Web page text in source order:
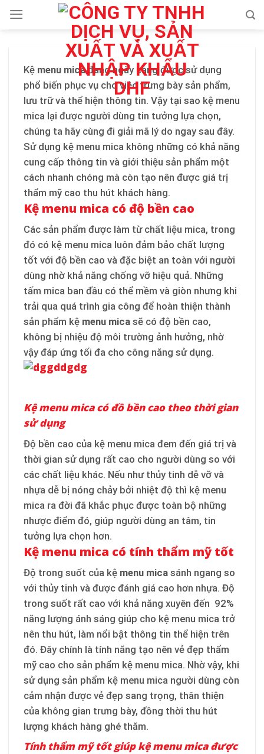
Skip
Kệ menu micađang ngày càng được sử dụng
phổ biến phục vụ cho việc trưng bày sản phẩm,
lưu trữ và thể hiện thông tin. Vậy tại sao kệ menu
mica lại được người dùng tin tưởng lựa chọn,
chúng ta hãy cùng đi giải mã lý do ngay sau đây.
Sử dụng kệ menu mica không những có khả năng
cung cấp thông tin và giới thiệu sản phẩm một
cách nhanh chóng mà còn tạo nên được giá trị
thẩm mỹ cao thu hút khách hàng.
Kệ menu mica có độ bền cao
Các sản phẩm được làm từ chất liệu mica, trong
đó có kệ menu mica luôn đảm bảo chất lượng
tốt với độ bền cao và đặc biệt an toàn với người
dùng nhờ khả năng chống vỡ hiệu quả. Những
tấm mica ban đầu có thể mềm và giòn nhưng khi
trải qua quá trình gia công để hoàn thiện thành
sản phẩm kệ menu mica sẽ có độ bền cao,
không bị nhiệu độ môi trường ảnh hưởng, nhờ
vậy đáp ứng tối đa cho công năng sử dụng.
Kệ menu mica có đồ bền cao theo thời gian
sử dụng
Độ bền cao của kệ menu mica đem đến giá trị và
thời gian sử dụng rất cao cho người dùng so với
các chất liệu khác. Nếu như thủy tinh dễ vỡ và
nhựa dễ bị nóng chảy bởi nhiệt độ thì kệ menu
mica ra đời đã khắc phục được toàn bộ những
nhược điểm đó, giúp người dùng an tâm, tin
tưởng lựa chọn hơn.
Kệ menu mica có tính thẩm mỹ tốt
Độ trong suốt của kệ menu mica sánh ngang so
với thủy tinh và được đánh giá cao hơn nhựa. Độ
trong suốt rất cao với khả năng xuyên đến 92%
năng lượng ánh sáng giúp cho kệ menu mica trở
nên thu hút, làm nổi bật thông tin thể hiện trên
đó. Đây chính là tính năng tạo nên vẻ đẹp thẩm
mỹ cao cho sản phẩm kệ menu mica. Nhờ vậy, khi
sử dụng sản phẩm kệ menu mica người dùng còn
cảm nhận được vẻ đẹp sang trọng, thân thiện
của không gian trưng bày, đồng thời thu hút
lượng khách hàng ghé thăm.
Tính thẩm mỹ tốt giúp kệ menu mica được